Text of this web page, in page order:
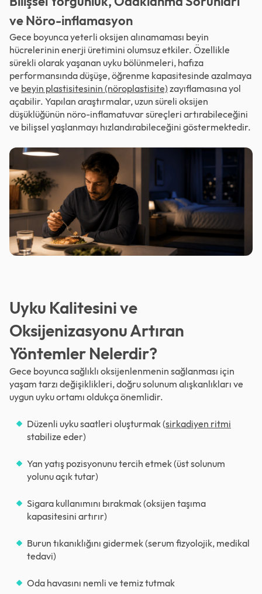
ve Nöro-inflamasyon
Gece boyunca yeterli oksijen alınamaması beyin
hücrelerinin enerji üretimini olumsuz etkiler. Özellikle
sürekli olarak yaşanan uyku bölünmeleri, hafıza
performansında düşüşe, öğrenme kapasitesinde azalmaya
ve beyin plastisitesinin (nöroplastisite) zayıflamasına yol
açabilir. Yapılan araştırmalar, uzun süreli oksijen
düşüklüğünün nöro-inflamatuvar süreçleri artırabileceğini
ve bilişsel yaşlanmayı hızlandırabileceğini göstermektedir.
Uyku Kalitesini ve
Oksijenizasyonu Artıran
Yöntemler Nelerdir?
Gece boyunca sağlıklı oksijenlenmenin sağlanması için
yaşam tarzı değişiklikleri, doğru solunum alışkanlıkları ve
uygun uyku ortamı oldukça önemlidir.
Düzenli uyku saatleri oluşturmak (sirkadiyen ritmi
stabilize eder)
Yan yatış pozisyonunu tercih etmek (üst solunum
yolunu açık tutar)
Sigara kullanımını bırakmak (oksijen taşıma
kapasitesini artırır)
Burun tıkanıklığını gidermek (serum fizyolojik, medikal
tedavi)
Oda havasını nemli ve temiz tutmak